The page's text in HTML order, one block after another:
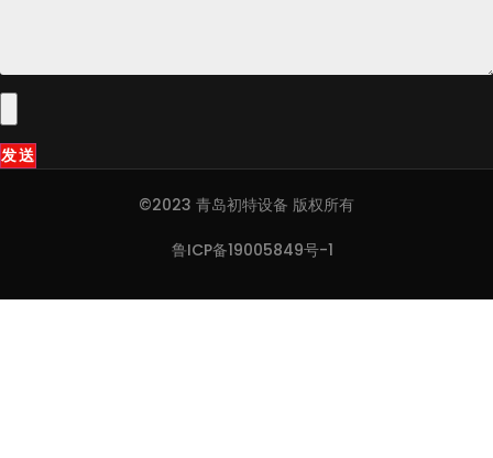
发送
©2023 青岛初特设备 版权所有
鲁ICP备19005849号-1